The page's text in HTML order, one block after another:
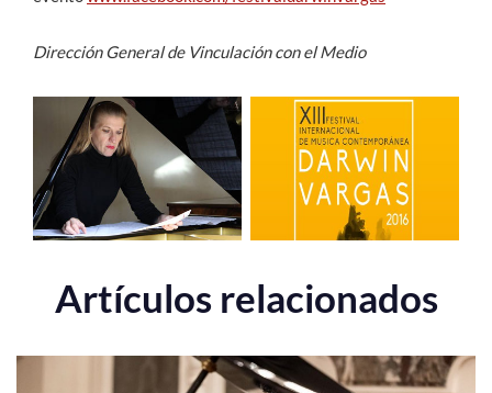
Dirección General de Vinculación con el Medio
Artículos relacionados